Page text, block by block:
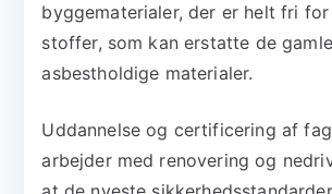
byggematerialer, der er helt fri
stoffer, som kan erstatte de gamle
asbestholdige materialer.
Uddannelse og certificering af
arbejder med renovering og